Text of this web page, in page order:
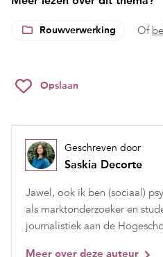
Rouwverwerking Of
Opslaan
Geschreven door
Saskia Decorte
Jawel, ook ik ben (sociaal)
als marktonderzoeker en
journalistiek aan de
Meer over deze auteur